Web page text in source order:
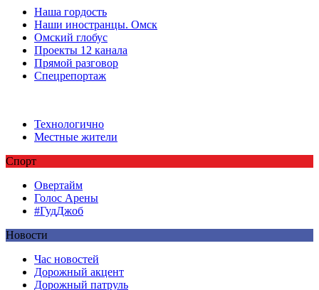
Наша гордость
Наши иностранцы. Омск
Омский глобус
Проекты 12 канала
Прямой разговор
Спецрепортаж
Технологично
Местные жители
Спорт
Овертайм
Голос Арены
#ГудДжоб
Новости
Час новостей
Дорожный акцент
Дорожный патруль